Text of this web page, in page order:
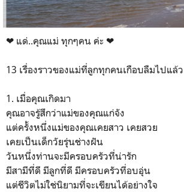
❤ แด่..คุณแม่ ทุกๆคน ค่ะ ❤
13 เรื่องราวของแม่ที่ลูกทุกคนเกือบลืมไปแล้ว
1. เมื่อคุณเกิดมา
คุณอาจรู้สึกว่าแม่ของคุณแก่จัง
แต่ครั้งหนึ่งแม่ของคุณเคยสาว เคยสวย
เคยเป็นเด็กวัยรุ่นช่างฝัน
วันหนึ่งท่านจะมีครอบครัวที่น่ารัก
มีสามีที่ดี มีลูกที่ดี มีครอบครัวที่อบอุ่น
แต่ชีวิตไม่ใช่นิยามที่จะเขียนได้อย่างใจ